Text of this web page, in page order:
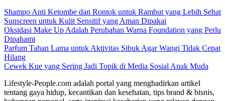
Shampo Anti Ketombe dan Rontok untuk Rambut yang Lebih Sehat
Sunscreen untuk Kulit Sensitif yang Aman Dipakai
Oksidasi Make Up Adalah Perubahan Warna Foundation yang Perlu
Dipahami
Parfum Tahan Lama untuk Aktivitas Sibuk Agar Wangi Tidak Cepat
Hilang
Cewek Kue yang Sering Jadi Topik di Media Sosial Anak Muda
Lifestyle-People.com adalah portal yang menghadirkan artikel
tentang gaya hidup, kecantikan dan kesehatan, tips brand & bisnis,